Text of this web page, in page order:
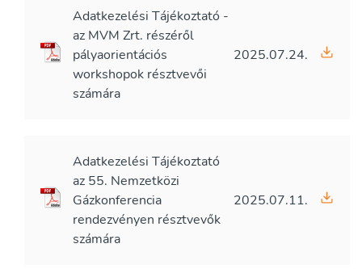
Adatkezelési Tájékoztató -
az MVM Zrt. részéről
pályaorientációs
workshopok résztvevői
számára
2025.07.24.
Adatkezelési Tájékoztató
az 55. Nemzetközi
Gázkonferencia
rendezvényen résztvevők
számára
2025.07.11.